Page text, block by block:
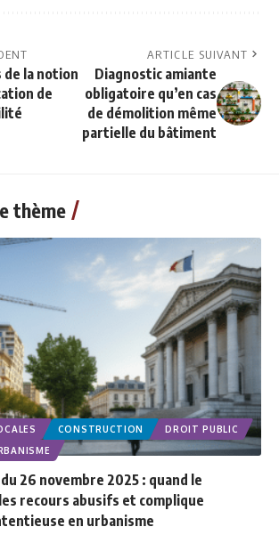
de la notion
de
ARTICLE SUIVANT
Diagnostic amiante
obligatoire qu’en cas
de démolition même
partielle du bâtiment
thème
CONSTRUCTION
DROIT PUBLIC
26 novembre 2025 : quand le
recours abusifs et complique
en urbanisme